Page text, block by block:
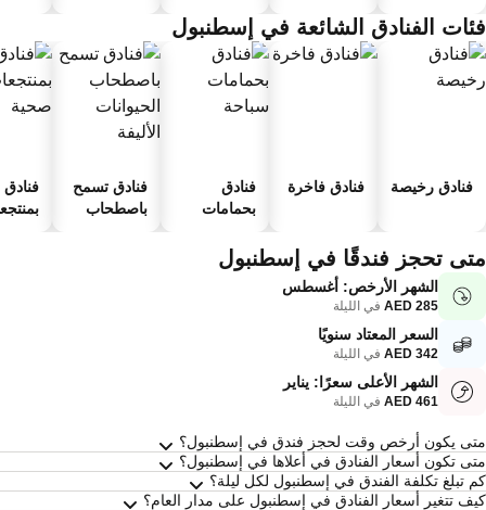
الفنادق الشائعة في إسطنبول
فنادق رخيصة فنادق فاخرة
فنادق
بحمامات
فنادق تسمح
باصطحاب
فنادق
تحجز فندقًا في إسطنبول
الشهر الأرخص: أغسطس
في الليلة
السعر المعتاد سنويًا
في الليلة
الشهر الأعلى سعرًا: يناير
في الليلة
متكررة عن إسطنبول
يكون أرخص وقت لحجز فندق في إسطنبول؟
تكون أسعار الفنادق في أعلاها في إسطنبول؟
تبلغ تكلفة الفندق في إسطنبول لكل ليلة؟
تتغير أسعار الفنادق في إسطنبول على مدار العام؟